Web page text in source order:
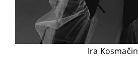
Ira Kosmačin